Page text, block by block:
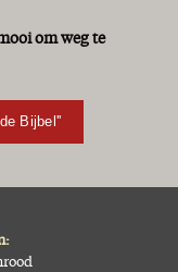
om weg te
Bijbel''